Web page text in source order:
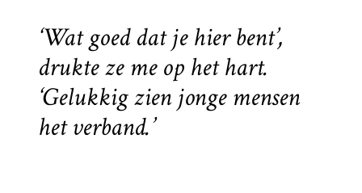
‘Wat goed dat je hier bent’,
drukte ze me op het hart.
‘Gelukkig zien jonge mensen
het verband.’